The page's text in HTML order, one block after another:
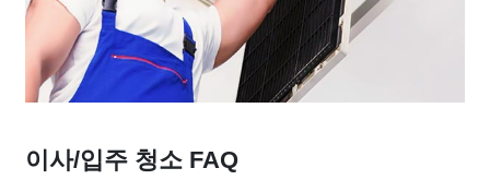
이사/입주 청소 FAQ